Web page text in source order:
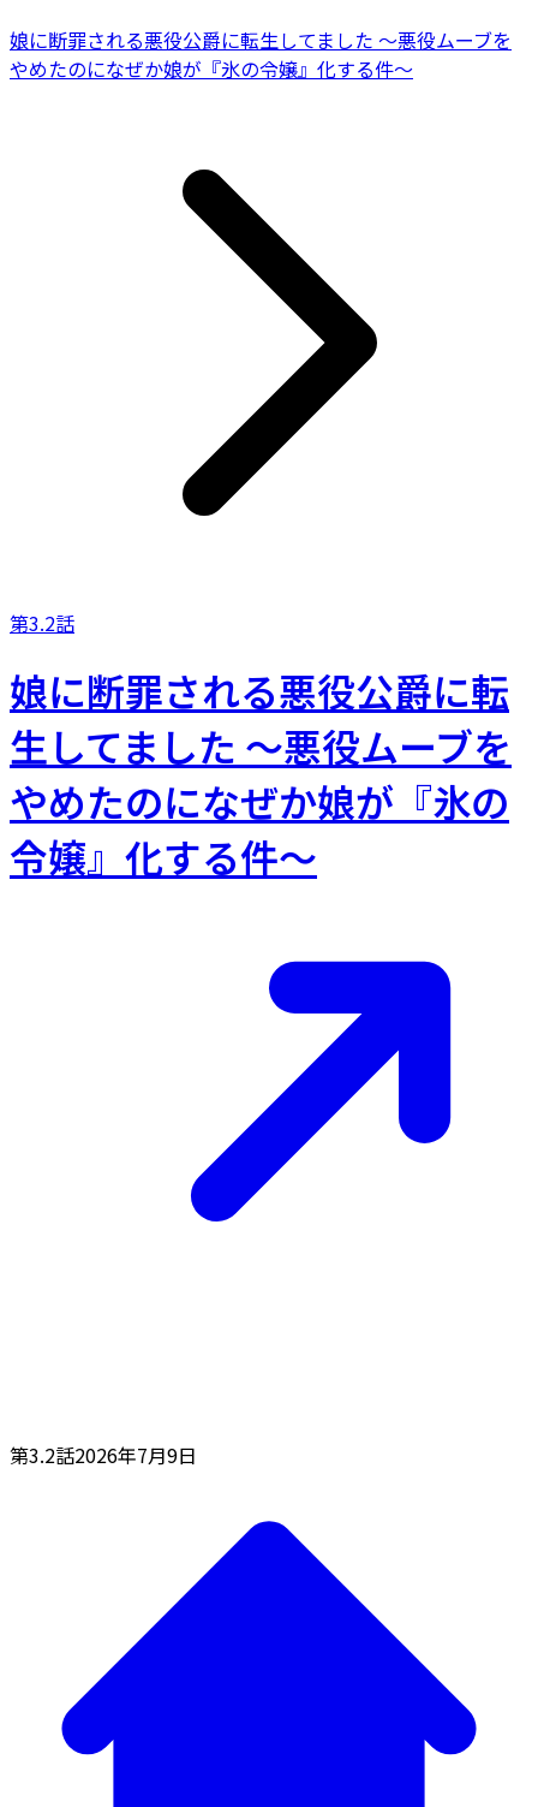
娘に断罪される悪役公爵に転生してました ～悪役ムーブを
やめたのになぜか娘が『氷の令嬢』化する件～
第3.2話
娘に断罪される悪役公爵に転
生してました ～悪役ムーブを
やめたのになぜか娘が『氷の
令嬢』化する件～
第3.2話2026年7月9日